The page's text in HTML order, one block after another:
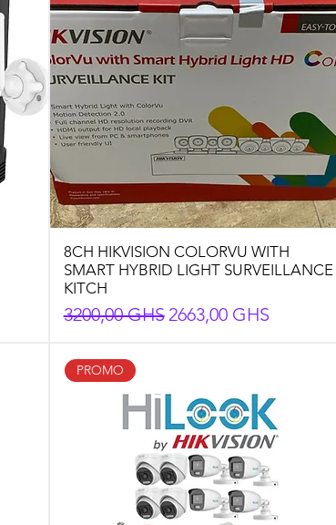
8CH HIKVISION COLORVU WITH
SMART HYBRID LIGHT SURVEILLANCE
KITCH
Preço normal
3200,00 GHS Preço promocional
2663,00 GHS
PROMO